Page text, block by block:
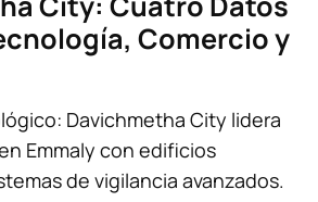
Comercio y
Davichmetha City lidera
Emmaly con edificios
de vigilancia avanzados.